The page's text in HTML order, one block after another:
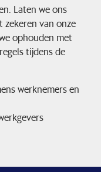
Laten we ons
zekeren van onze
ophouden met
tijdens de
werknemers en